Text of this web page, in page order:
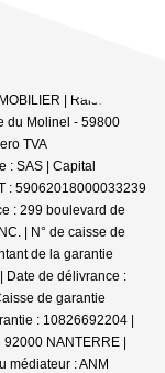
| Raison
du Molinel - 59800
TVA
: SAS | Capital
: 59062018000033239
: 299 boulevard de
| N° de caisse de
de la garantie
Date de délivrance :
de garantie
: 10826692204 |
NANTERRE |
médiateur : ANM